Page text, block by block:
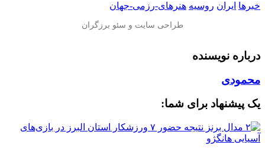
خبرها ایران روسیه هنرهای-رزمی-جهان
درباره نویسنده
محمودی
یک پیشنهاد برای شما: